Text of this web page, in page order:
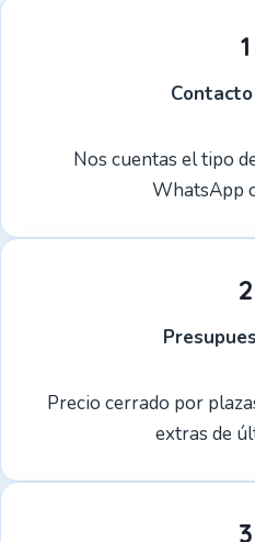
1
Nos cuentas el tipo
WhatsApp
2
Precio cerrado por
extras de
3